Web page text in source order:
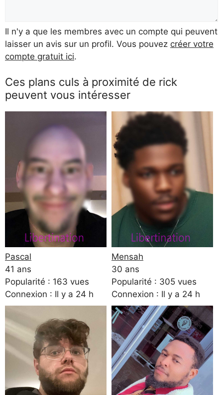
Il n'y a que les membres avec un compte qui peuvent
laisser un avis sur un profil. Vous pouvez créer votre
compte gratuit ici.
Ces plans culs à proximité de rick
peuvent vous intéresser
Pascal
41 ans
Popularité : 163 vues
Connexion : Il y a 24 h
Mensah
30 ans
Popularité : 305 vues
Connexion : Il y a 24 h